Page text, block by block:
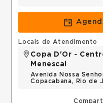
Locais de Atendimento
Copa D'Or -
Menescal
Avenida Nossa
Copacabana, Rio de